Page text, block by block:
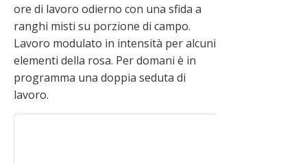
ore di lavoro odierno con una sfida a
ranghi misti su porzione di campo.
Lavoro modulato in intensità per alcuni
elementi della rosa. Per domani è in
programma una doppia seduta di
lavoro.